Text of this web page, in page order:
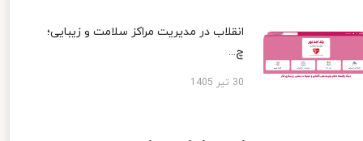
انقلاب در مدیریت مراکز سلامت و زیبایی؛
چ...
30 تیر 1405